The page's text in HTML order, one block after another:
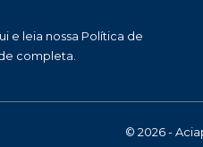
e leia nossa Política de
completa.
© 2026 -